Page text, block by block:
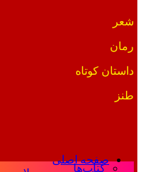
شعر
رمان
داستان کوتاه
طنز
صفحه اصلی
کتاب‌ها